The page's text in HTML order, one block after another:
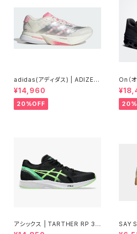
adidas(アディダス) | ADIZER
OBOSTON13 | Core White
/ Silver Metallic / Bliss Pin
k | Women
¥14,960
20%OFF
On（
oid |
アシックス | TARTHER RP 3 |
BLACK/ILLUMINATE GREEN
SAY SKY | ラン
Drip